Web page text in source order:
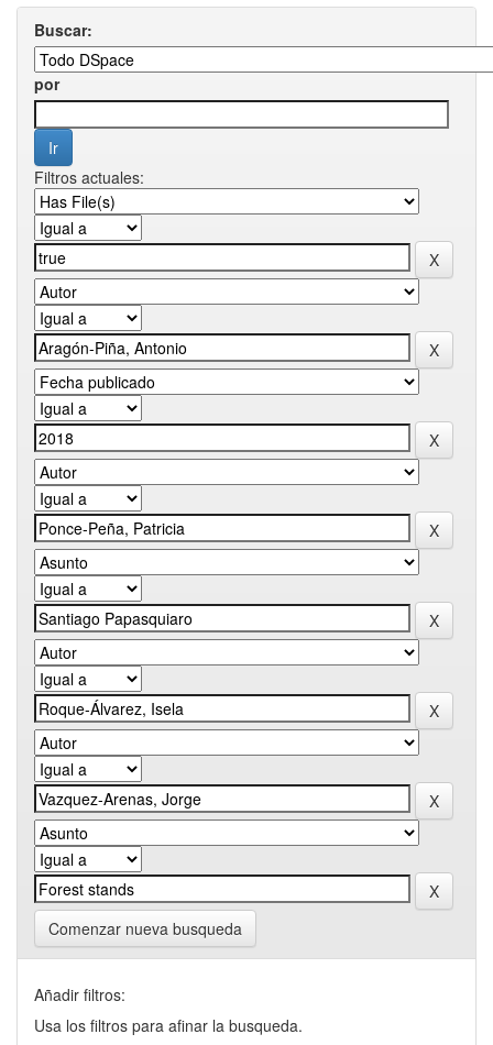
Buscar:
por
Filtros actuales:
Comenzar nueva busqueda
Añadir filtros:
Usa los filtros para afinar la busqueda.